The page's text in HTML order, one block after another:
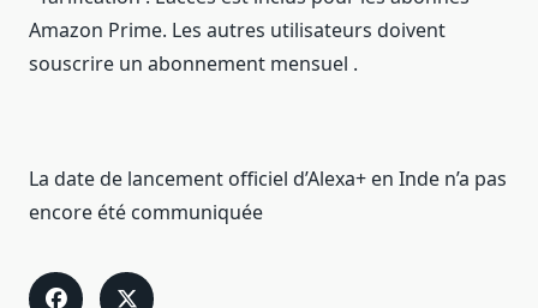
Amazon Prime. Les autres utilisateurs doivent
souscrire un abonnement mensuel .
La date de lancement officiel d’Alexa+ en Inde n’a pas
encore été communiquée